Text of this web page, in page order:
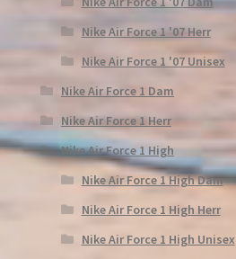
Nike Air Force 1 '07 Herr
Nike Air Force 1 '07 Unisex
Nike Air Force 1 Dam
Nike Air Force 1 Herr
Nike Air Force 1 High
Nike Air Force 1 High Dam
Nike Air Force 1 High Herr
Nike Air Force 1 High Unisex